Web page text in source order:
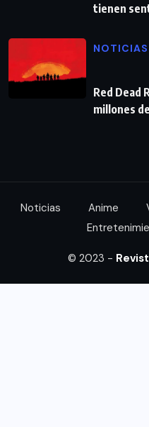
tienen
NOTICIAS
Red Dead
millones
Noticias Anime
© 2023 -